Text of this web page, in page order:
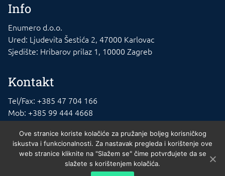
Info
Enumero d.o.o.
Ured: Ljudevita Šestića 2, 47000 Karlovac
Sjedište: Hribarov prilaz 1, 10000 Zagreb
Kontakt
Tel/Fax: +385 47 704 166
Mob: +385 99 444 4668
E-mail: info@rashladna-oprema.com
Enumero d.o.o. © 2023. , 10010 Zagreb. MBS 02140721. Trgovački sud u
Ove stranice koriste kolačiće za pružanje boljeg korisničkog
iskustva i funkcionalnosti. Za nastavak pregleda i korištenje ove
web stranice kliknite na "Slažem se" čime potvrđujete da se
slažete s korištenjem kolačića.